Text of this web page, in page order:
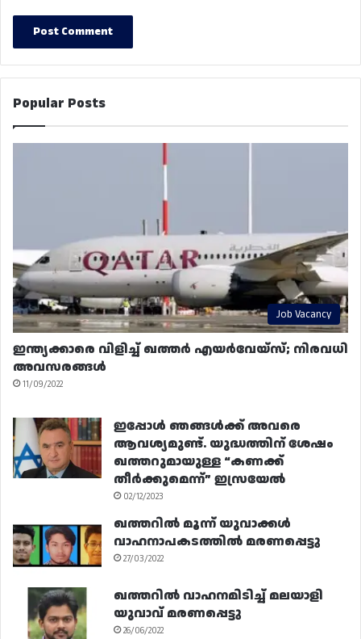
Popular Posts
Job Vacancy
ഇന്ത്യക്കാരെ വിളിച്ച് ഖത്തർ എയർവേയ്‌സ്; നിരവധി
അവസരങ്ങൾ
11/09/2022
ഇപ്പോൾ ഞങ്ങൾക്ക് അവരെ
ആവശ്യമുണ്ട്. യുദ്ധത്തിന് ശേഷം
ഖത്തറുമായുള്ള “കണക്ക്
തീർക്കുമെന്ന്” ഇസ്രയേൽ
02/12/2023
ഖത്തറിൽ മൂന്ന് യുവാക്കൾ
വാഹനാപകടത്തിൽ മരണപ്പെട്ടു
27/03/2022
ഖത്തറിൽ വാഹനമിടിച്ച് മലയാളി
യുവാവ് മരണപ്പെട്ടു
26/06/2022